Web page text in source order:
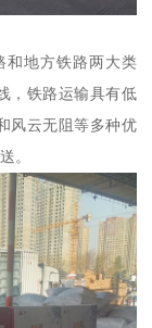
和地方铁路两大类
，铁路运输具有低
风云无阻等多种优
。